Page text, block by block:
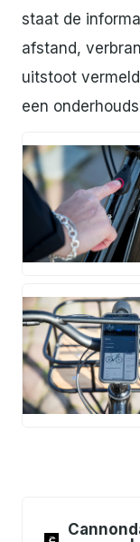
staat de
afstand,
uitstoot
een
JPG
JPG